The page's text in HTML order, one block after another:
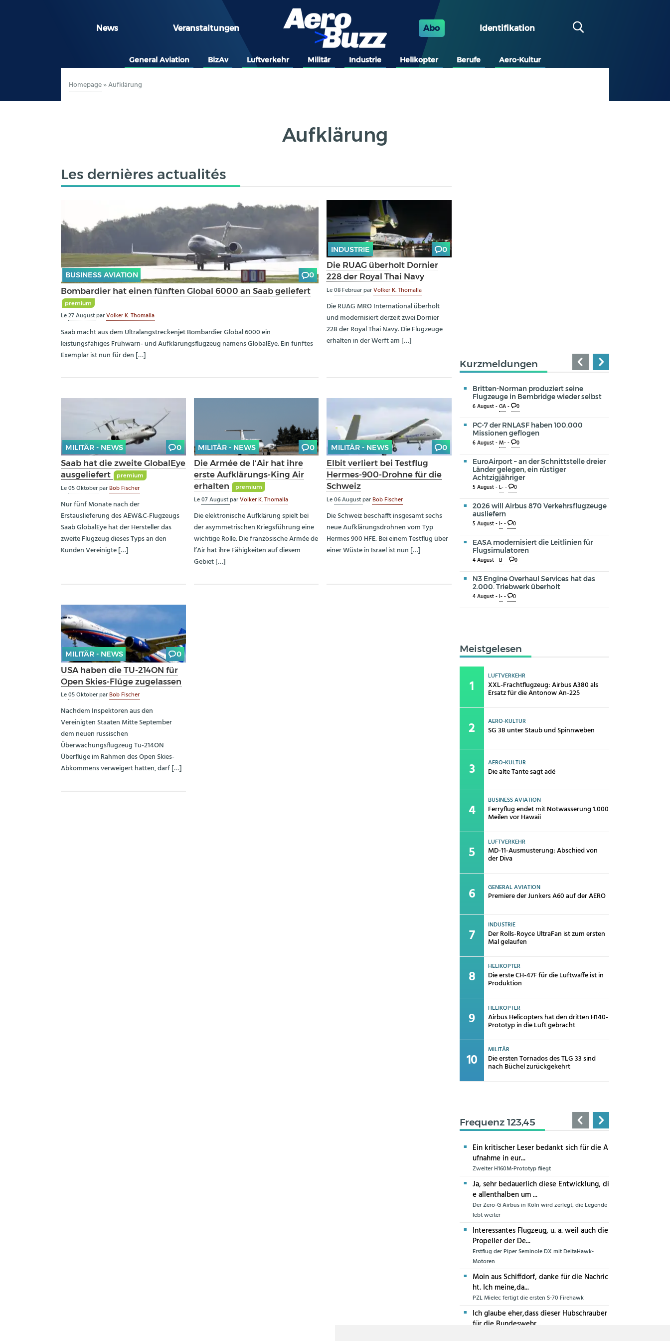
News Veranstaltungen Abo Identifikation
General Aviation BizAv Luftverkehr Militär Industrie Helikopter Berufe Aero-Kultur
Homepage»Aufklärung
Aufklärung
Les dernières actualités
BUSINESS AVIATION 0
Bombardier hat einen fünften Global 6000 an Saab geliefert
premium
Le27 AugustparVolker K. Thomalla
Saab macht aus dem Ultralangstreckenjet Bombardier Global 6000 ein
leistungsfähiges Frühwarn- und Aufklärungsflugzeug namens GlobalEye. Ein fünftes
Exemplar ist nun für den […]
INDUSTRIE 0
Die RUAG überholt Dornier
228 der Royal Thai Navy
Le08 FebruarparVolker K. Thomalla
Die RUAG MRO International überholt
und modernisiert derzeit zwei Dornier
228 der Royal Thai Navy. Die Flugzeuge
erhalten in der Werft am […]
MILITÄR - NEWS 0
Saab hat die zweite GlobalEye
ausgeliefert
premium
Le05 OktoberparBob Fischer
Nur fünf Monate nach der
Erstauslieferung des AEW&C-Flugzeugs
Saab GlobalEye hat der Hersteller das
zweite Flugzeug dieses Typs an den
Kunden Vereinigte […]
MILITÄR - NEWS 0
Die Armée de l‘Air hat ihre
erste Aufklärungs-King Air
erhalten
premium
Le07 AugustparVolker K. Thomalla
Die elektronische Aufklärung spielt bei
der asymmetrischen Kriegsführung eine
wichtige Rolle. Die französische Armée de
l’Air hat ihre Fähigkeiten auf diesem
Gebiet […]
MILITÄR - NEWS 0
Elbit verliert bei Testflug
Hermes-900-Drohne für die
Schweiz
Le06 AugustparBob Fischer
Die Schweiz beschafft insgesamt sechs
neue Aufklärungsdrohnen vom Typ
Hermes 900 HFE. Bei einem Testflug über
einer Wüste in Israel ist nun […]
MILITÄR - NEWS 0
USA haben die TU-214ON für
Open Skies-Flüge zugelassen
Le05 OktoberparBob Fischer
Nachdem Inspektoren aus den
Vereinigten Staaten Mitte September
dem neuen russischen
Überwachungsflugzeug Tu-214ON
Überflüge im Rahmen des Open Skies-
Abkommens verweigert hatten, darf […]
Kurzmeldungen
Britten-Norman produziert seine
Flugzeuge in Bembridge wieder selbst
6 August -GA- 0
PC-7 der RNLASF haben 100.000
Missionen geflogen
6 August -M-- 0
EuroAirport – an der Schnittstelle dreier
Länder gelegen, ein rüstiger
Achtzigjähriger
5 August -L-- 0
2026 will Airbus 870 Verkehrsflugzeuge
ausliefern
5 August -I-- 0
EASA modernisiert die Leitlinien für
Flugsimulatoren
4 August -B-- 0
N3 Engine Overhaul Services hat das
2.000. Triebwerk überholt
4 August -I-- 0
Meistgelesen
LUFTVERKEHR
XXL-Frachtflugzeug: Airbus A380 als
Ersatz für die Antonow An-225
AERO-KULTUR
SG 38 unter Staub und Spinnweben
AERO-KULTUR
Die alte Tante sagt adé
BUSINESS AVIATION
Ferryflug endet mit Notwasserung 1.000
Meilen vor Hawaii
LUFTVERKEHR
MD-11-Ausmusterung: Abschied von
der Diva
GENERAL AVIATION
Premiere der Junkers A60 auf der AERO
INDUSTRIE
Der Rolls-Royce UltraFan ist zum ersten
Mal gelaufen
HELIKOPTER
Die erste CH-47F für die Luftwaffe ist in
Produktion
HELIKOPTER
Airbus Helicopters hat den dritten H140-
Prototyp in die Luft gebracht
MILITÄR
Die ersten Tornados des TLG 33 sind
nach Büchel zurückgekehrt
Frequenz 123,45
Ein kritischer Leser bedankt sich für die A
ufnahme in eur...
Zweiter H160M-Prototyp fliegt
Ja, sehr bedauerlich diese Entwicklung, di
e allenthalben um ...
Der Zero-G Airbus in Köln wird zerlegt, die Legende
lebt weiter
Interessantes Flugzeug, u. a. weil auch die
Propeller der De...
Erstflug der Piper Seminole DX mit DeltaHawk-
Motoren
Moin aus Schiffdorf, danke für die Nachric
ht. Ich meine,da...
PZL Mielec fertigt die ersten S-70 Firehawk
Ich glaube eher,dass dieser Hubschrauber
für die Bundeswehr...